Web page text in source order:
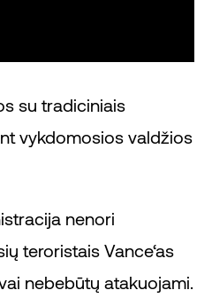
su tradiciniais
vykdomosios valdžios
nenori
teroristais Vance‘as
nebebūtų atakuojami.